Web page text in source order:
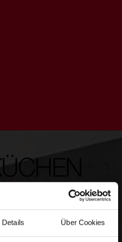
Details Über Cookies
DA